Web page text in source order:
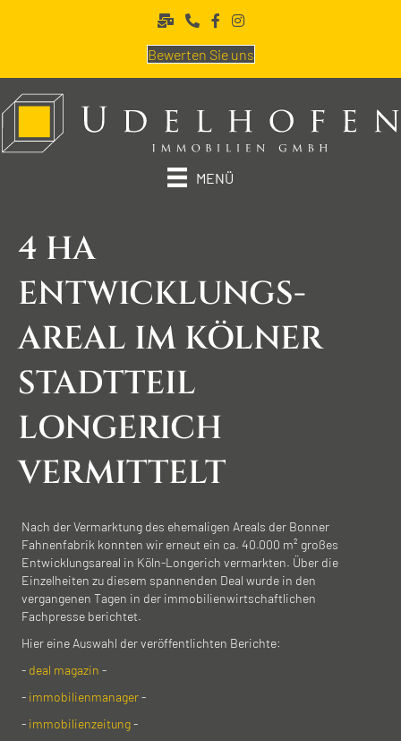
Bewerten Sie uns
MENÜ
4 HA
ENTWICKLUNGS­
AREAL IM KÖLNER
STADT­TEIL
LONGERICH
VERMITTELT
Nach der Vermarktung des ehemaligen Areals der Bonner
Fahnenfabrik konnten wir erneut ein ca. 40.000 m² großes
Entwicklungsareal in Köln-Longerich vermarkten. Über die
Einzelheiten zu diesem spannenden Deal wurde in den
vergangenen Tagen in der immobilienwirtschaftlichen
Fachpresse berichtet.
Hier eine Auswahl der veröffentlichten Berichte:
- deal magazin -
- immobilienmanager-
- immobilienzeitung-